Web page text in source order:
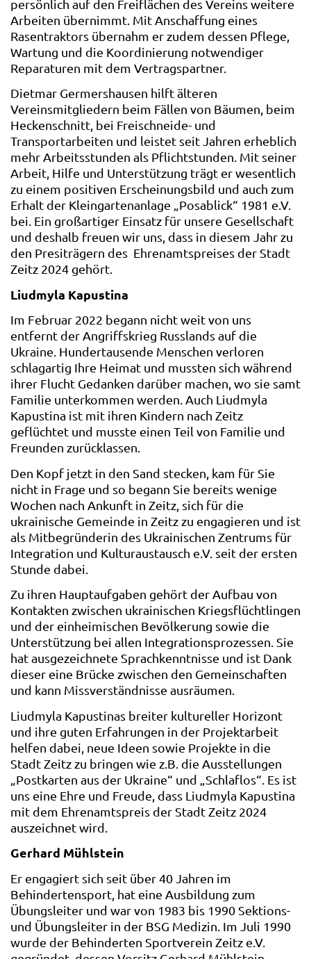
persönlich auf den Freiflächen des Vereins weitere
Arbeiten übernimmt. Mit Anschaffung eines
Rasentraktors übernahm er zudem dessen Pflege,
Wartung und die Koordinierung notwendiger
Reparaturen mit dem Vertragspartner.
Dietmar Germershausen hilft älteren
Vereinsmitgliedern beim Fällen von Bäumen, beim
Heckenschnitt, bei Freischneide- und
Transportarbeiten und leistet seit Jahren erheblich
mehr Arbeitsstunden als Pflichtstunden. Mit seiner
Arbeit, Hilfe und Unterstützung trägt er wesentlich
zu einem positiven Erscheinungsbild und auch zum
Erhalt der Kleingartenanlage „Posablick“ 1981 e.V.
bei. Ein großartiger Einsatz für unsere Gesellschaft
und deshalb freuen wir uns, dass in diesem Jahr zu
den Presiträgern des Ehrenamtspreises der Stadt
Zeitz 2024 gehört.
Liudmyla Kapustina
Im Februar 2022 begann nicht weit von uns
entfernt der Angriffskrieg Russlands auf die
Ukraine. Hundertausende Menschen verloren
schlagartig Ihre Heimat und mussten sich während
ihrer Flucht Gedanken darüber machen, wo sie samt
Familie unterkommen werden. Auch Liudmyla
Kapustina ist mit ihren Kindern nach Zeitz
geflüchtet und musste einen Teil von Familie und
Freunden zurücklassen.
Den Kopf jetzt in den Sand stecken, kam für Sie
nicht in Frage und so begann Sie bereits wenige
Wochen nach Ankunft in Zeitz, sich für die
ukrainische Gemeinde in Zeitz zu engagieren und ist
als Mitbegründerin des Ukrainischen Zentrums für
Integration und Kulturaustausch e.V. seit der ersten
Stunde dabei.
Zu ihren Hauptaufgaben gehört der Aufbau von
Kontakten zwischen ukrainischen Kriegsflüchtlingen
und der einheimischen Bevölkerung sowie die
Unterstützung bei allen Integrationsprozessen. Sie
hat ausgezeichnete Sprachkenntnisse und ist Dank
dieser eine Brücke zwischen den Gemeinschaften
und kann Missverständnisse ausräumen.
Liudmyla Kapustinas breiter kultureller Horizont
und ihre guten Erfahrungen in der Projektarbeit
helfen dabei, neue Ideen sowie Projekte in die
Stadt Zeitz zu bringen wie z.B. die Ausstellungen
„Postkarten aus der Ukraine“ und „Schlaflos“. Es ist
uns eine Ehre und Freude, dass Liudmyla Kapustina
mit dem Ehrenamtspreis der Stadt Zeitz 2024
auszeichnet wird.
Gerhard Mühlstein
Er engagiert sich seit über 40 Jahren im
Behindertensport, hat eine Ausbildung zum
Übungsleiter und war von 1983 bis 1990 Sektions-
und Übungsleiter in der BSG Medizin. Im Juli 1990
wurde der Behinderten Sportverein Zeitz e.V.